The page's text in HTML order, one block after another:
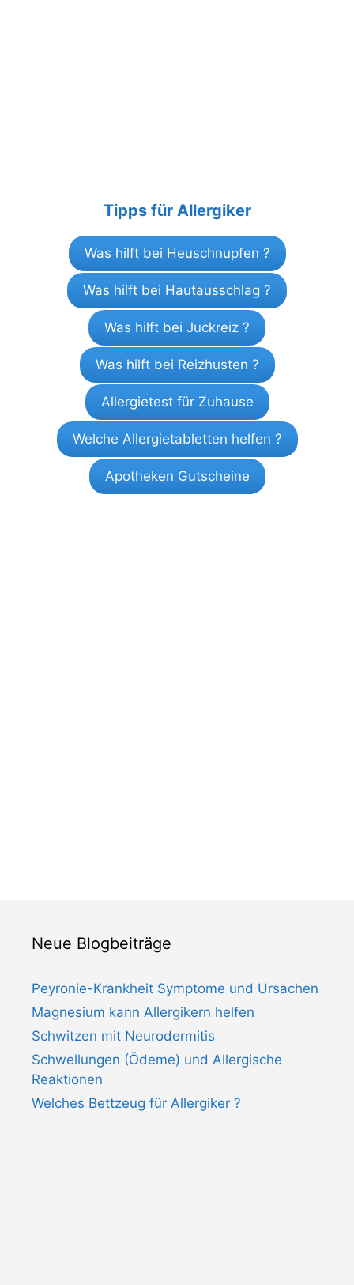
Tipps für Allergiker
Was hilft bei Heuschnupfen ?
Was hilft bei Hautausschlag ?
Was hilft bei Juckreiz ?
Was hilft bei Reizhusten ?
Allergietest für Zuhause
Welche Allergietabletten helfen ?
Apotheken Gutscheine
Neue Blogbeiträge
Peyronie-Krankheit Symptome und Ursachen
Magnesium kann Allergikern helfen
Schwitzen mit Neurodermitis
Schwellungen (Ödeme) und Allergische
Reaktionen
Welches Bettzeug für Allergiker ?